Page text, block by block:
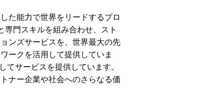
た能力で世界をリードするプロ
門スキルを組み合わせ、スト
ンズサービスを、世界最大の先
ークを活用して提供していま
サービスを提供しています。
ナー企業や社会へのさらなる価